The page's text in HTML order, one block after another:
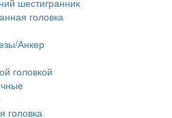
шестигранник
головка
Анкер
головкой
головка